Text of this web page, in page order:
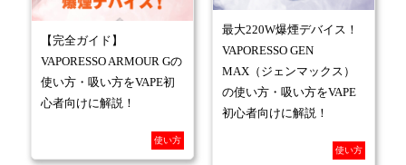
【完全ガイド】
VAPORESSO ARMOUR Gの
使い方・吸い方をVAPE初
心者向けに解説！
使い方
最大220W爆煙デバイス！
VAPORESSO GEN
MAX（ジェンマックス）
の使い方・吸い方をVAPE
初心者向けに解説！
使い方